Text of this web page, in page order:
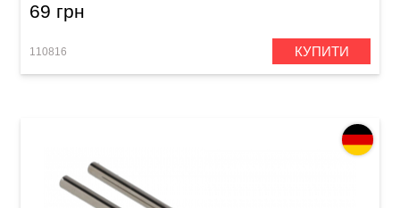
69 грн
110816 КУПИТИ